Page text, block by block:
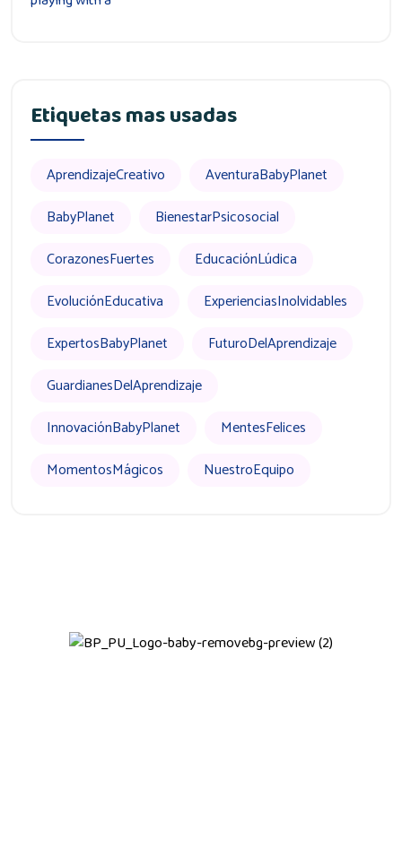
Etiquetas mas usadas
AprendizajeCreativo
AventuraBabyPlanet
BabyPlanet
BienestarPsicosocial
CorazonesFuertes
EducaciónLúdica
EvoluciónEducativa
ExperienciasInolvidables
ExpertosBabyPlanet
FuturoDelAprendizaje
GuardianesDelAprendizaje
InnovaciónBabyPlanet
MentesFelices
MomentosMágicos
NuestroEquipo